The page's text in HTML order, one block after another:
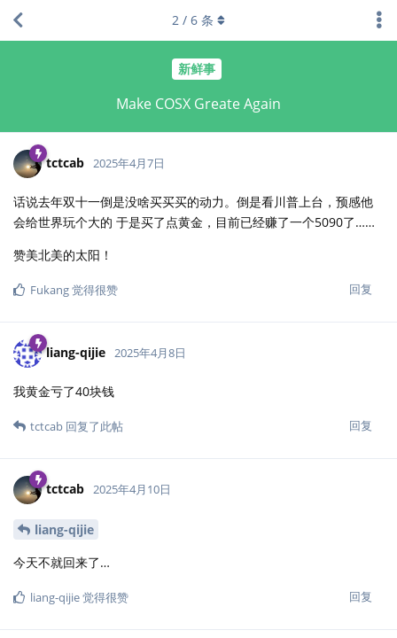
新鲜事
Make COSX Greate Again
2 / 6 条
tctcab 2025年4月7日
话说去年双十一倒是没啥买买买的动力。倒是看川普上台，预感他
会给世界玩个大的 于是买了点黄金，目前已经赚了一个5090了……
赞美北美的太阳！
回复
Fukang觉得很赞
liang-qijie 2025年4月8日
我黄金亏了40块钱
回复
tctcab 回复了此帖
tctcab 2025年4月10日
liang-qijie
今天不就回来了…
回复
liang-qijie觉得很赞